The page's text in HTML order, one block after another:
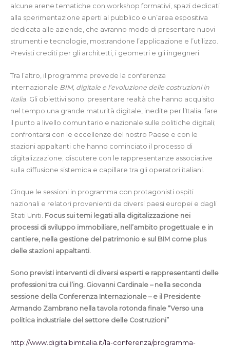
alcune arene tematiche con workshop formativi, spazi dedicati
alla sperimentazione aperti al pubblico e un’area espositiva
dedicata alle aziende, che avranno modo di presentare nuovi
strumenti e tecnologie, mostrandone l’applicazione e l’utilizzo.
Previsti crediti per gli architetti, i geometri e gli ingegneri.
Tra l’altro, il programma prevede la conferenza
internazionale BIM, digitale e l’evoluzione delle costruzioni in
Italia . Gli obiettivi sono: presentare realtà che hanno acquisito
nel tempo una grande maturità digitale, inedite per l’Italia; fare
il punto a livello comunitario e nazionale sulle politiche digitali;
confrontarsi con le eccellenze del nostro Paese e con le
stazioni appaltanti che hanno cominciato il processo di
digitalizzazione; discutere con le rappresentanze associative
sulla diffusione sistemica e capillare tra gli operatori italiani.
Cinque le sessioni in programma con protagonisti ospiti
nazionali e relatori provenienti da diversi paesi europei e dagli
Stati Uniti. Focus sui temi legati alla digitalizzazione nei
processi di sviluppo immobiliare, nell’ambito progettuale e in
cantiere, nella gestione del patrimonio e sul BIM come plus
delle stazioni appaltanti.
Sono previsti interventi di diversi esperti e rappresentanti delle
professioni tra cui l’ing. Giovanni Cardinale – nella seconda
sessione della Conferenza Internazionale – e il Presidente
Armando Zambrano nella tavola rotonda finale “Verso una
politica industriale del settore delle Costruzioni”
http://www.digitalbimitalia.it/la-conferenza/programma-